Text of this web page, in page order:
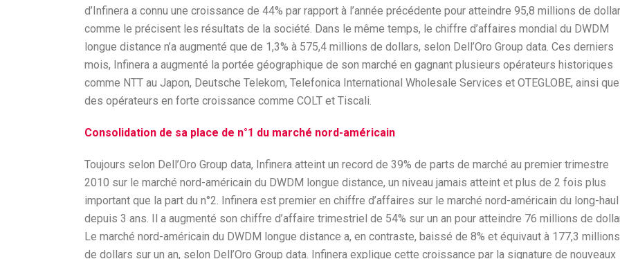
d’Infinera a connu une croissance de 44% par rapport à l’année précédente pour atteindre 95,8 millions de
comme le précisent les résultats de la société. Dans le même temps, le chiffre d’affaires mondial du DWDM
longue distance n’a augmenté que de 1,3% à 575,4 millions de dollars, selon Dell’Oro Group data. Ces derniers
mois, Infinera a augmenté la portée géographique de son marché en gagnant plusieurs opérateurs historiques
comme NTT au Japon, Deutsche Telekom, Telefonica International Wholesale Services et OTEGLOBE, ainsi que
des opérateurs en forte croissance comme COLT et Tiscali.
Consolidation de sa place de n°1 du marché nord-américain
Toujours selon Dell’Oro Group data, Infinera atteint un record de 39% de parts de marché au premier trimestre
2010 sur le marché nord-américain du DWDM longue distance, un niveau jamais atteint et plus de 2 fois plus
important que la part du n°2. Infinera est premier en chiffre d’affaires sur le marché nord-américain du long-haul
depuis 3 ans. Il a augmenté son chiffre d’affaire trimestriel de 54% sur un an pour atteindre 76 millions de
Le marché nord-américain du DWDM longue distance a, en contraste, baissé de 8% et équivaut à 177,3 millions
de dollars sur un an, selon Dell’Oro Group data. Infinera explique cette croissance par la signature de nouveaux